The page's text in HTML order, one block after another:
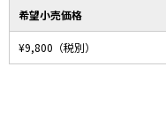
希望小売価格
¥9,800（税別）